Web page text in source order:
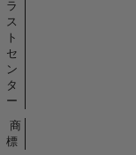
ラ
ス
ト
セ
ン
タ
ー
商
標